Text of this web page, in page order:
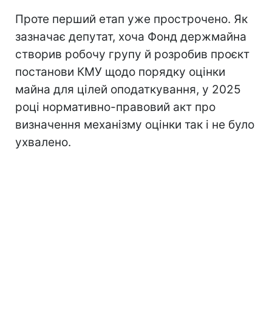
Проте перший етап уже прострочено. Як
зазначає депутат, хоча Фонд держмайна
створив робочу групу й розробив проєкт
постанови КМУ щодо порядку оцінки
майна для цілей оподаткування, у 2025
році нормативно-правовий акт про
визначення механізму оцінки так і не було
ухвалено.